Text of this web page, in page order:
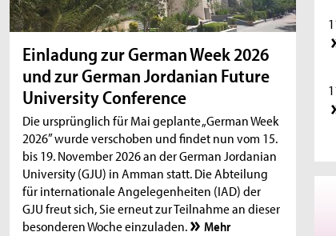
Einladung zur German Week 2026
und zur German Jordanian Future
University Conference
Die ursprünglich für Mai geplante „German Week
2026” wurde verschoben und findet nun vom 15.
bis 19. November 2026 an der German Jordanian
University (GJU) in Amman statt. Die Abteilung
für internationale Angelegenheiten (IAD) der
GJU freut sich, Sie erneut zur Teilnahme an dieser
besonderen Woche einzuladen.
Mehr
27